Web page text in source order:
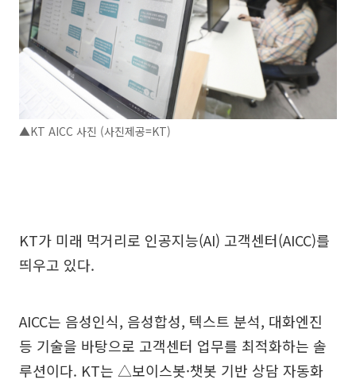
▲KT AICC 사진 (사진제공=KT)
KT가 미래 먹거리로 인공지능(AI) 고객센터(AICC)를
띄우고 있다.
AICC는 음성인식, 음성합성, 텍스트 분석, 대화엔진
등 기술을 바탕으로 고객센터 업무를 최적화하는 솔
루션이다. KT는 △보이스봇·챗봇 기반 상담 자동화